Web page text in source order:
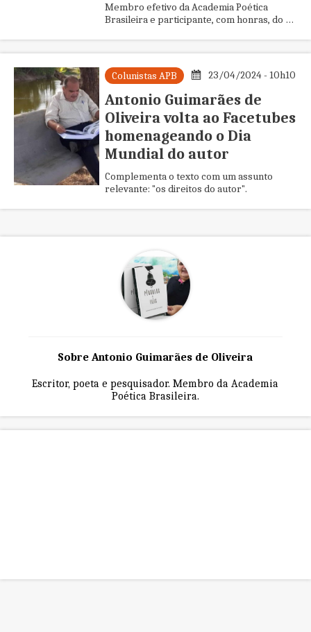
Membro efetivo da Academia Poética
Brasileira e participante, com honras, do I
Colunistas APB 23/04/2024 - 10h10
Antonio Guimarães de
Oliveira volta ao Facetubes
homenageando o Dia
Mundial do autor
Complementa o texto com um assunto
relevante: "os direitos do autor".
Sobre Antonio Guimarães de Oliveira
Escritor, poeta e pesquisador. Membro da Academia
Poética Brasileira.